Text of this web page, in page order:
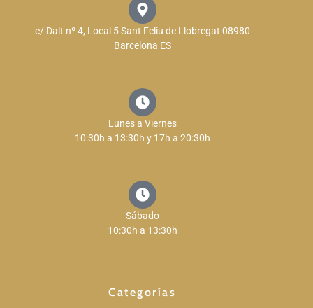
c/ Dalt nº 4, Local 5 Sant Feliu de Llobregat 08980
Barcelona ES
Lunes a Viernes
10:30h a 13:30h y 17h a 20:30h
Sábado
10:30h a 13:30h
Categorías